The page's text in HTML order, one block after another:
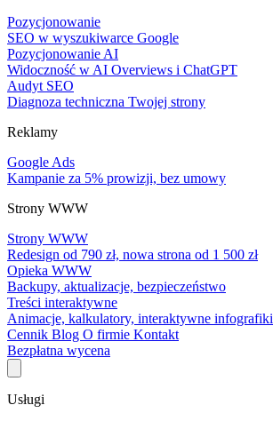
Pozycjonowanie
SEO w wyszukiwarce Google
Pozycjonowanie AI
Widoczność w AI Overviews i ChatGPT
Audyt SEO
Diagnoza techniczna Twojej strony
Reklamy
Google Ads
Kampanie za 5% prowizji, bez umowy
Strony WWW
Strony WWW
Redesign od 790 zł, nowa strona od 1 500 zł
Opieka WWW
Backupy, aktualizacje, bezpieczeństwo
Treści interaktywne
Animacje, kalkulatory, interaktywne infografiki
Cennik Blog O firmie Kontakt
Bezpłatna wycena
Usługi